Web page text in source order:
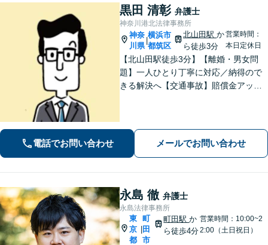
黒田 清彰 弁護士
神奈川港北法律事務所
神奈
川県
横浜市
都筑区
北山田駅か
ら徒歩3分
営業時間：
本日定休日
【北山田駅徒歩3分】【離婚・男女問
題】一人ひとり丁寧に対応／納得ので
きる解決へ【交通事故】賠償金アップ
生活のフォローも行います。
電話でお問い合わせ メールでお問い合わせ
永島 徹 弁護士
永島法律事務所
東
京
都
町
田
市
町田駅か
ら徒歩4分
営業時間：10:00~2
2:00（土日祝日）